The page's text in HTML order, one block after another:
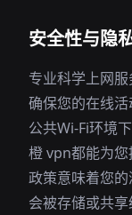
安全性与隐
专业科学上网服
确保您的在线
公共Wi-Fi环境
橙 vpn都能为
政策意味着您
会被存储或共享